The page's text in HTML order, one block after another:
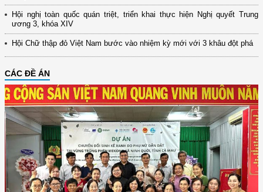
Hội nghị toàn quốc quán triệt, triển khai thực hiện Nghị quyết Trung
ương 3, khóa XIV
Hội Chữ thập đỏ Việt Nam bước vào nhiệm kỳ mới với 3 khâu đột phá
CÁC ĐỀ ÁN